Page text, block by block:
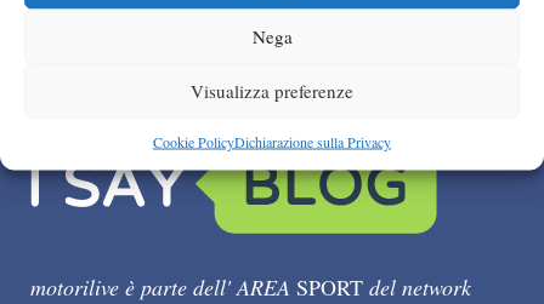
Nega
Visualizza preferenze
Cookie PolicyDichiarazione sulla Privacy
motorilive è parte dell' AREA SPORT del network